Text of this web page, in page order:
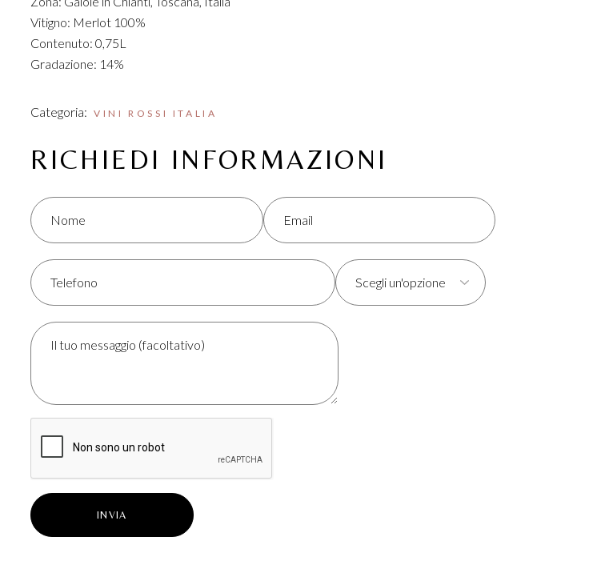
Vitigno: Merlot 100%
Contenuto: 0,75L
Gradazione: 14%
Categoria: VINI ROSSI ITALIA
RICHIEDI INFORMAZIONI
INVIA